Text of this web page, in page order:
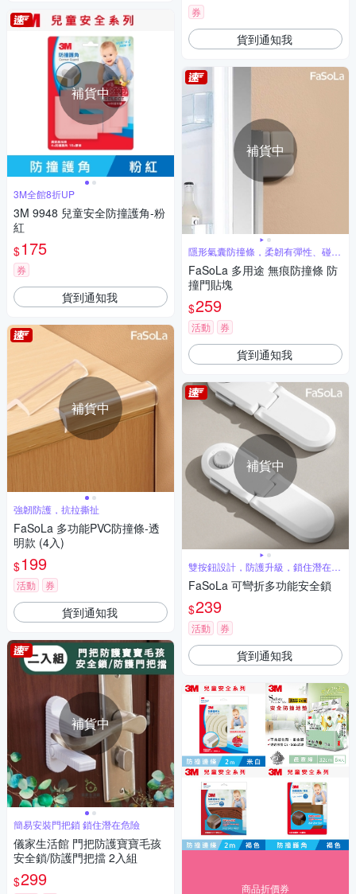
補貨中
3M全館8折UP
3M 9948 兒童安全防撞護角-粉
紅
$175
券
貨到通知我
補貨中
強韌防護，抗拉撕扯
FaSoLa 多功能PVC防撞條-透
明款 (4入)
$199
活動 券
貨到通知我
補貨中
簡易安裝門把鎖 鎖住潛在危險
儀家生活館 門把防護寶寶毛孩
安全鎖/防護門把擋 2入組
$299
券
貨到通知我
補貨中
隱形氣囊防撞條，柔韌有彈性、碰撞
快速回彈
FaSoLa 多用途 無痕防撞條 防
撞門貼塊
$259
活動 券
貨到通知我
補貨中
雙按鈕設計，防護升級，鎖住潛在危
險
FaSoLa 可彎折多功能安全鎖
$239
活動 券
貨到通知我
商品折價券